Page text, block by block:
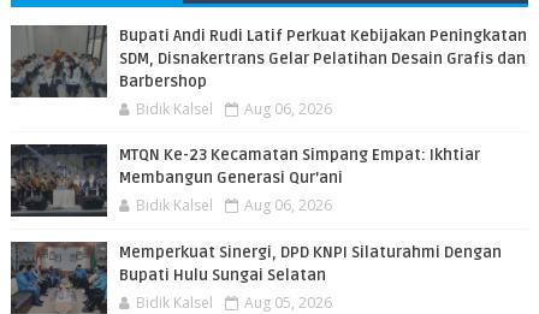
Bupati Andi Rudi Latif Perkuat Kebijakan Peningkatan
SDM, Disnakertrans Gelar Pelatihan Desain Grafis dan
Barbershop
Bidik Kalsel Aug 06, 2026
MTQN Ke-23 Kecamatan Simpang Empat: Ikhtiar
Membangun Generasi Qur’ani
Bidik Kalsel Aug 06, 2026
Memperkuat Sinergi, DPD KNPI Silaturahmi Dengan
Bupati Hulu Sungai Selatan
Bidik Kalsel Aug 05, 2026